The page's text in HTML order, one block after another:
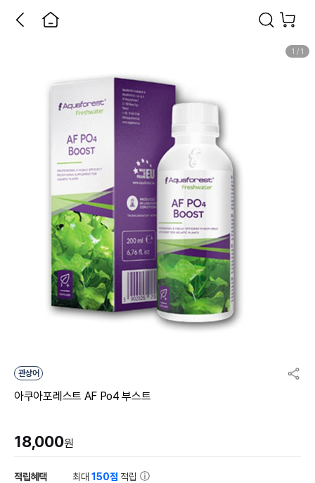
1 / 1
관상어
아쿠아포레스트 AF Po4 부스트
18,000원
적립혜택 최대150점 적립